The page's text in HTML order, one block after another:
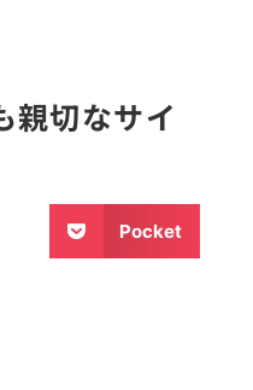
親切なサイ
Pocket